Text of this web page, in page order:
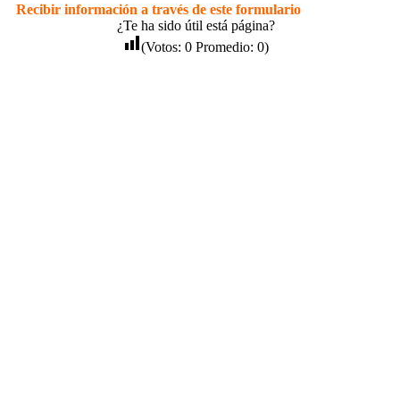
Recibir información a través de este formulario
¿Te ha sido útil está página?
(Votos: 0Promedio: 0)